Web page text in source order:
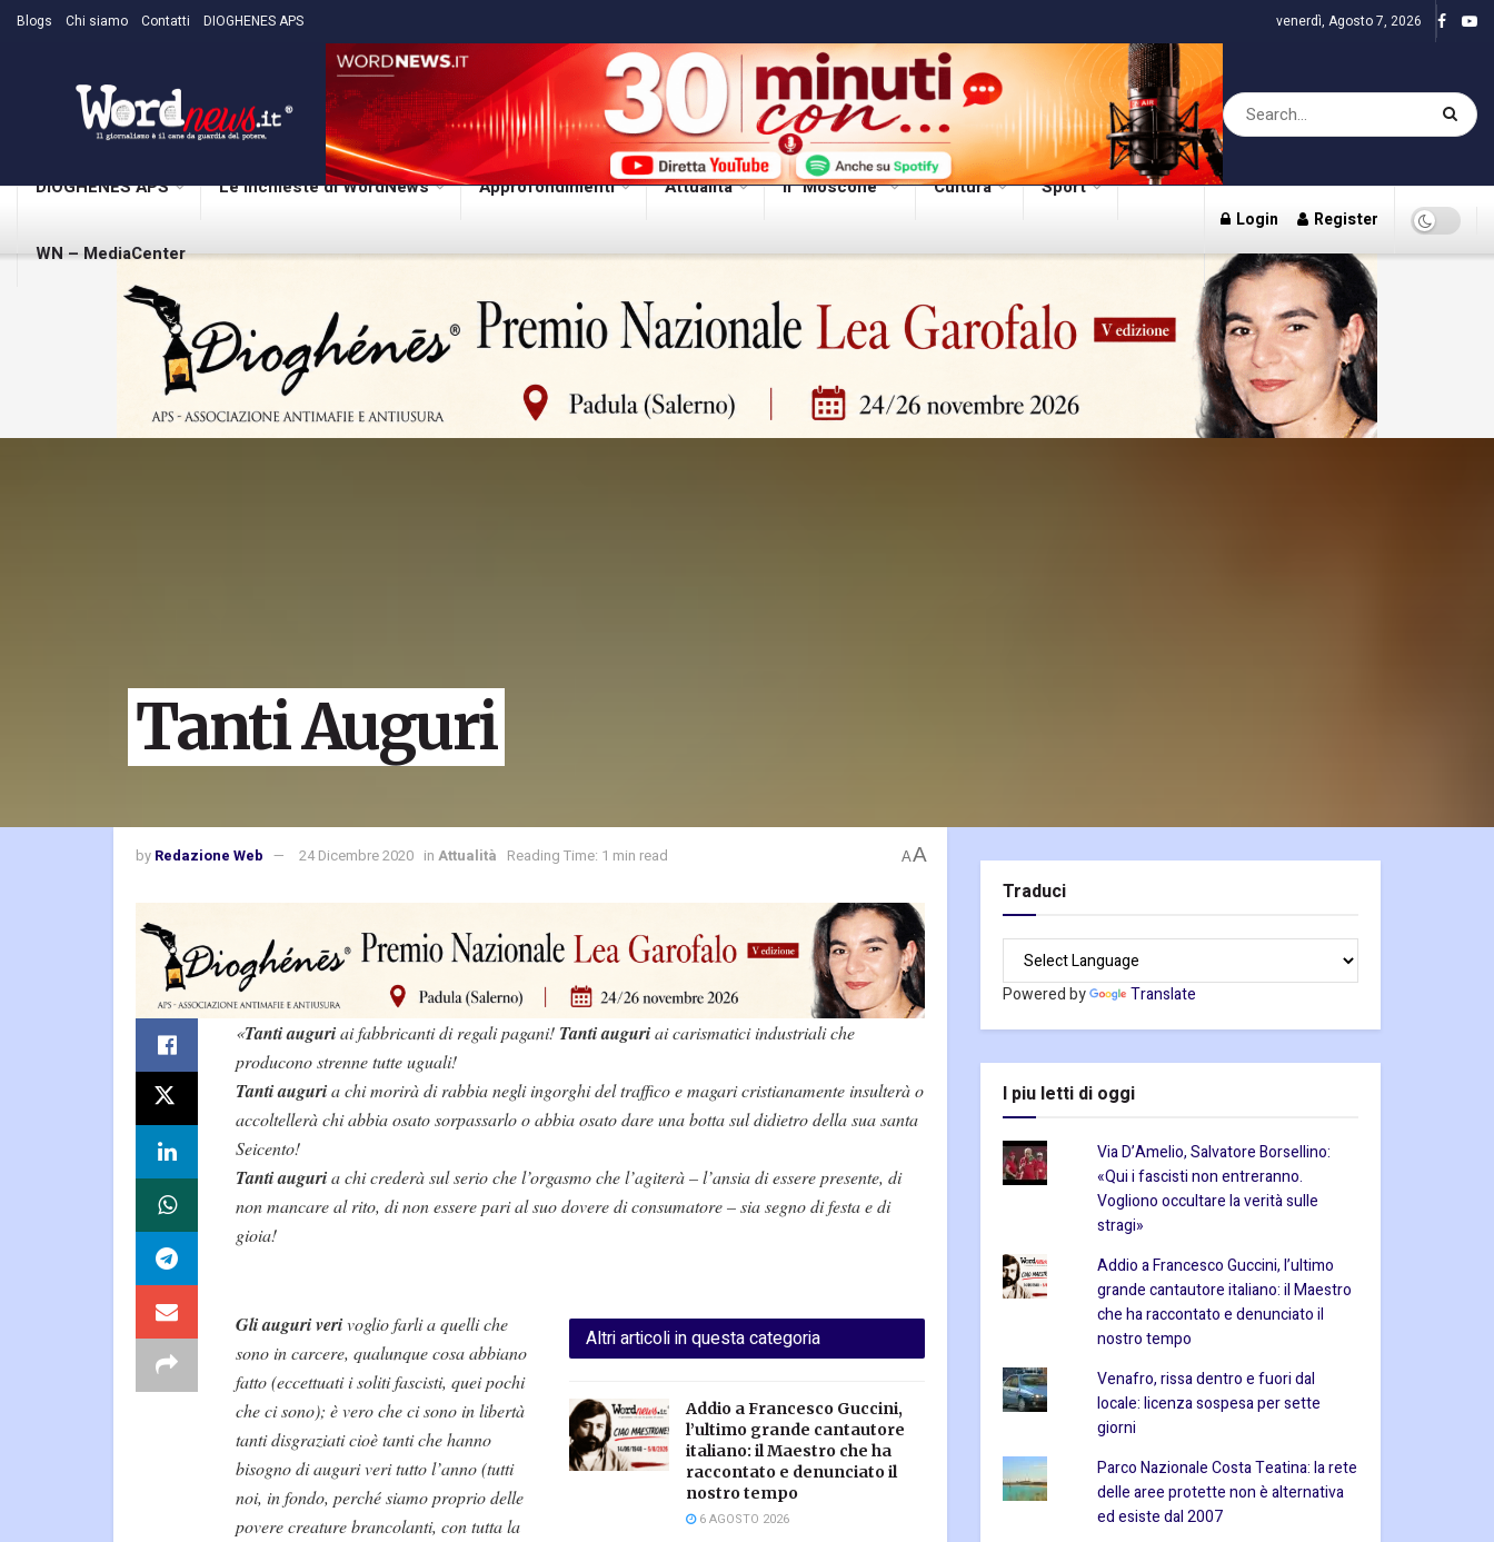
Blogs Chi siamo Contatti DIOGHENES APS venerdì, Agosto 7, 2026
DIOGHENES APS Le inchieste di WordNews Approfondimenti Attualità Il “Moscone” Cultura Sport
WN – MediaCenter
Login Register
Tanti Auguri
by Redazione Web 24 Dicembre 2020 in Attualità Reading Time: 1 min read AA
«Tanti auguriai fabbricanti di regali pagani! Tanti auguriai carismatici industriali che
producono strenne tutte uguali!
Tanti auguria chi morirà di rabbia negli ingorghi del traffico e magari cristianamente insulterà o
accoltellerà chi abbia osato sorpassarlo o abbia osato dare una botta sul didietro della sua santa
Seicento!
Tanti auguria chi crederà sul serio che l’orgasmo che l’agiterà – l’ansia di essere presente, di
non mancare al rito, di non essere pari al suo dovere di consumatore – sia segno di festa e di
gioia!
Altri articoli in questa categoria
Addio a Francesco Guccini,
l’ultimo grande cantautore
italiano: il Maestro che ha
raccontato e denunciato il
nostro tempo
6 AGOSTO 2026
Gli auguri verivoglio farli a quelli che
sono in carcere, qualunque cosa abbiano
fatto (eccettuati i soliti fascisti, quei pochi
che ci sono); è vero che ci sono in libertà
tanti disgraziati cioè tanti che hanno
bisogno di auguri veri tutto l’anno (tutti
noi, in fondo, perché siamo proprio delle
povere creature brancolanti, con tutta la
Traduci
Powered by Translate
I piu letti di oggi
Via D’Amelio, Salvatore Borsellino:
«Qui i fascisti non entreranno.
Vogliono occultare la verità sulle
stragi»
Addio a Francesco Guccini, l’ultimo
grande cantautore italiano: il Maestro
che ha raccontato e denunciato il
nostro tempo
Venafro, rissa dentro e fuori dal
locale: licenza sospesa per sette
giorni
Parco Nazionale Costa Teatina: la rete
delle aree protette non è alternativa
ed esiste dal 2007